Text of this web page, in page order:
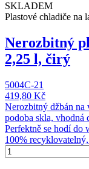
SKLADEM
Plastové chladiče na
Nerozbitný
2,25 l, čirý
5004C-21
419,80 Kč
Nerozbitný džbán
podoba skla,
Perfektně se hodí do
100%